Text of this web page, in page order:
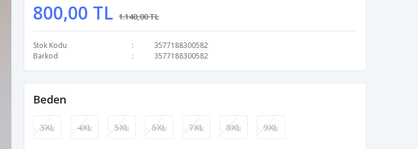
800,00 TL 1.140,00 TL
Stok Kodu
3577188300582
Barkod
3577188300582
Beden
3XL 4XL 5XL 6XL 7XL 8XL 9XL